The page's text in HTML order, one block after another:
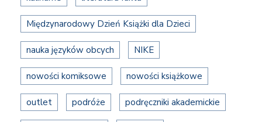
Międzynarodowy Dzień Książki dla Dzieci
nauka języków obcych NIKE
nowości komiksowe nowości książkowe
outlet podróże podręczniki akademickie